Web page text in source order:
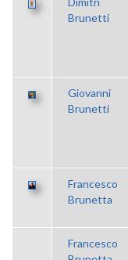
Brunetti
Giovanni
Brunetti
Francesco
Brunetta
Francesco